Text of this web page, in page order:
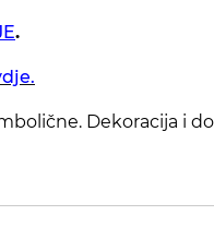
.
Dekoracija i